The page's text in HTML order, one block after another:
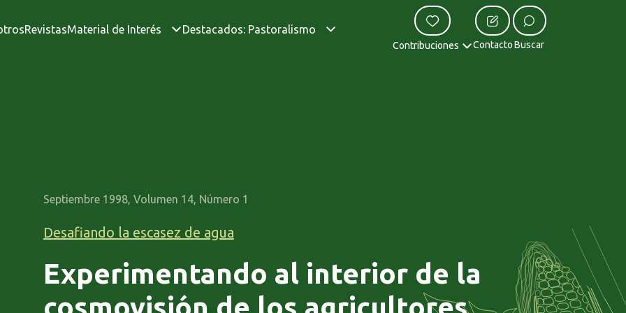
RevistasMaterial de Interés Destacados: Pastoralismo
Contribuciones Contacto Buscar
Septiembre 1998, Volumen 14, Número 1
Desafiando la escasez de agua
Experimentando al interior de la